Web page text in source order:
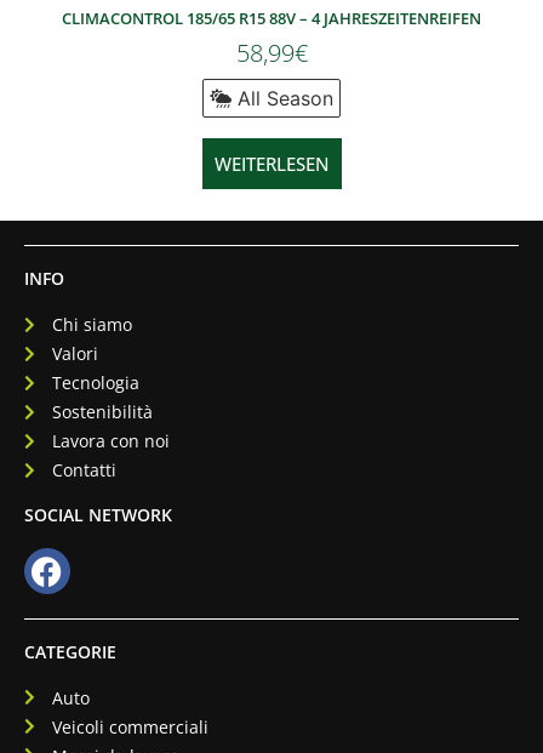
CLIMACONTROL 185/65 R15 88V – 4 JAHRESZEITENREIFEN
58,99€
All Season
WEITERLESEN
CATEGORIE
Auto
Veicoli commerciali
INFO
Chi siamo
Valori
Tecnologia
Sostenibilità
Lavora con noi
Contatti
SOCIAL NETWORK